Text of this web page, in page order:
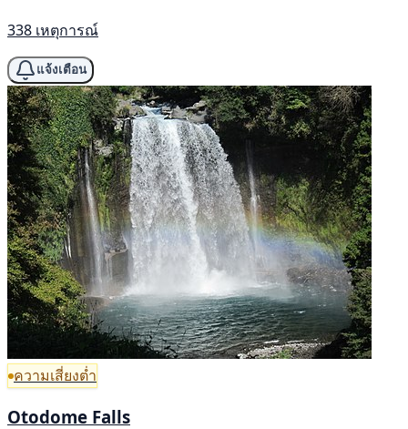
338 เหตุการณ์
แจ้งเตือน
ความเสี่ยงต่ำ
Otodome Falls